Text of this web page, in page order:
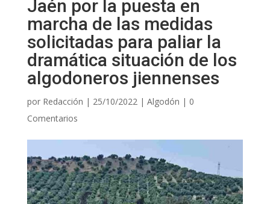
Jaén por la puesta en
marcha de las medidas
solicitadas para paliar la
dramática situación de los
algodoneros jiennenses
por Redacción | 25/10/2022| Algodón | 0
Comentarios